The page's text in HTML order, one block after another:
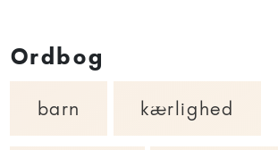
Ordbog
barn kærlighed